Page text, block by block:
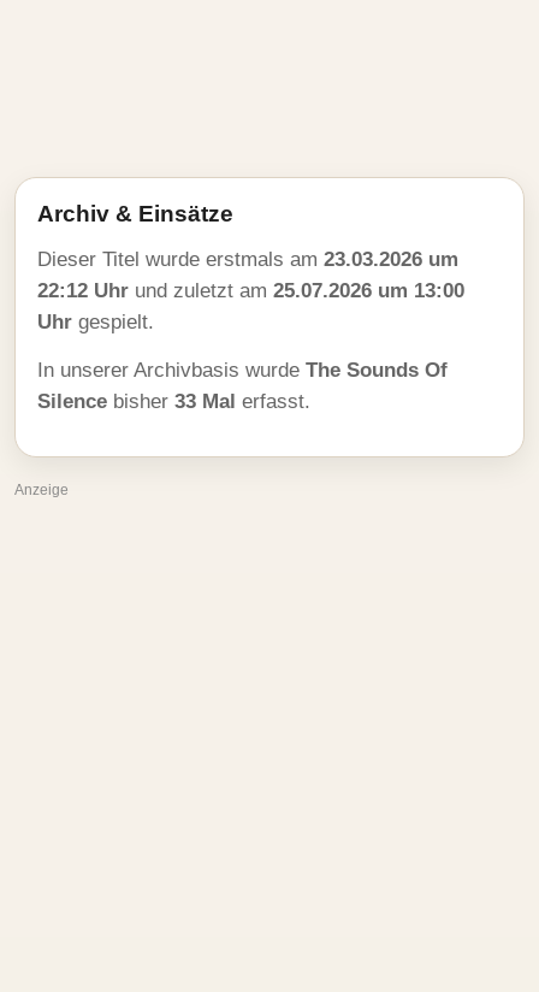
Archiv & Einsätze
Dieser Titel wurde erstmals am 23.03.2026 um
22:12 Uhr und zuletzt am 25.07.2026 um 13:00
Uhr gespielt.
In unserer Archivbasis wurde The Sounds Of
Silence bisher 33 Mal erfasst.
Anzeige